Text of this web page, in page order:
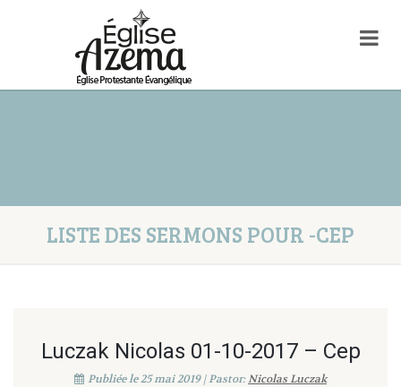
LISTE DES SERMONS POUR -CEP
Luczak Nicolas 01-10-2017 – Cep
Publiée le 25 mai 2019 | Pastor:Nicolas Luczak